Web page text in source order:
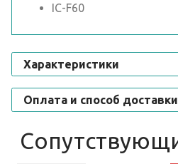
IC-F60
Характеристики
Оплата и способ доставки